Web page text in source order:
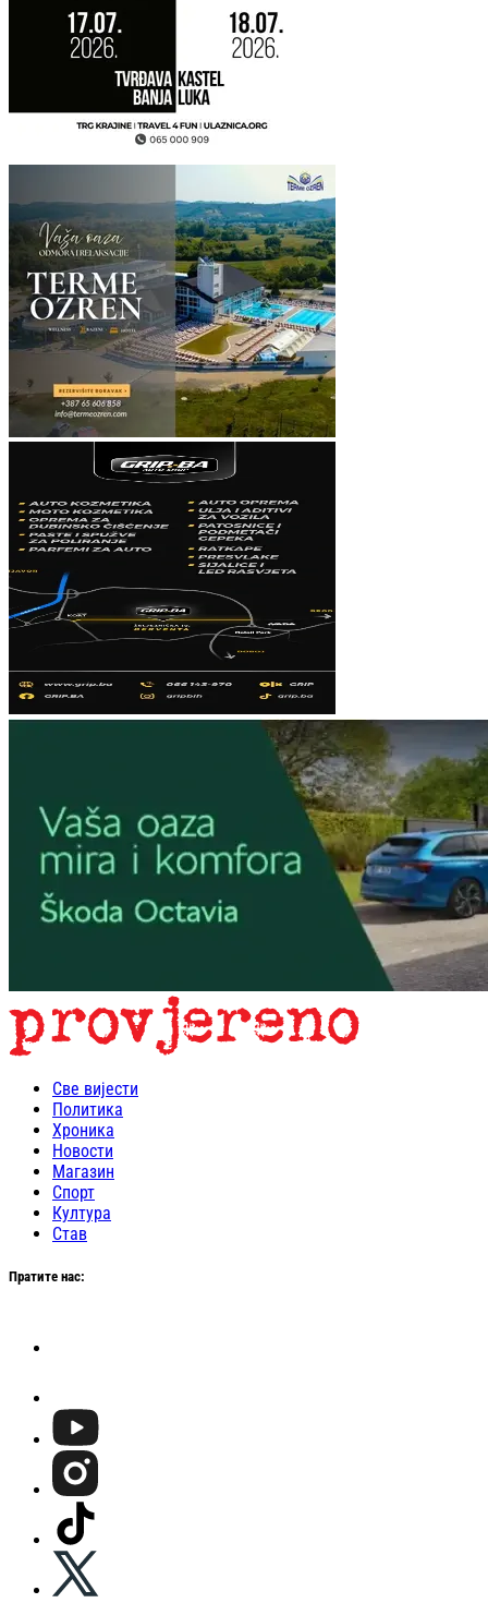
Све вијести
Политика
Хроника
Новости
Магазин
Спорт
Култура
Став
Пратите нас: